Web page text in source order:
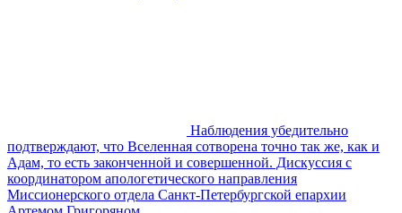
Наблюдения убедительно
подтверждают, что Вселенная сотворена точно так же, как и
Адам, то есть законченной и совершенной. Дискуссия с
координатором апологетического направления
Миссионерского отдела Санкт-Петербургской епархии